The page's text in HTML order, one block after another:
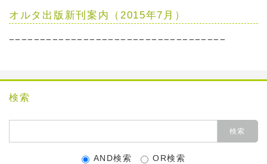
オルタ出版新刊案内（2015年7月）
−−−−−−−−−−−−−−−−−−−−−−−−−−−−−−−−−−−
検索
AND検索 OR検索